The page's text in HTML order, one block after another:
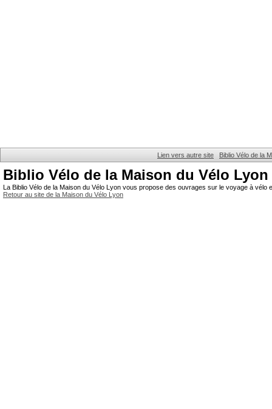
Lien vers autre site Biblio Vélo de la
Biblio Vélo de la Maison du Vélo Lyon
La Biblio Vélo de la Maison du Vélo Lyon vous propose des ouvrages sur le voyage à
Retour au site de la Maison du Vélo Lyon